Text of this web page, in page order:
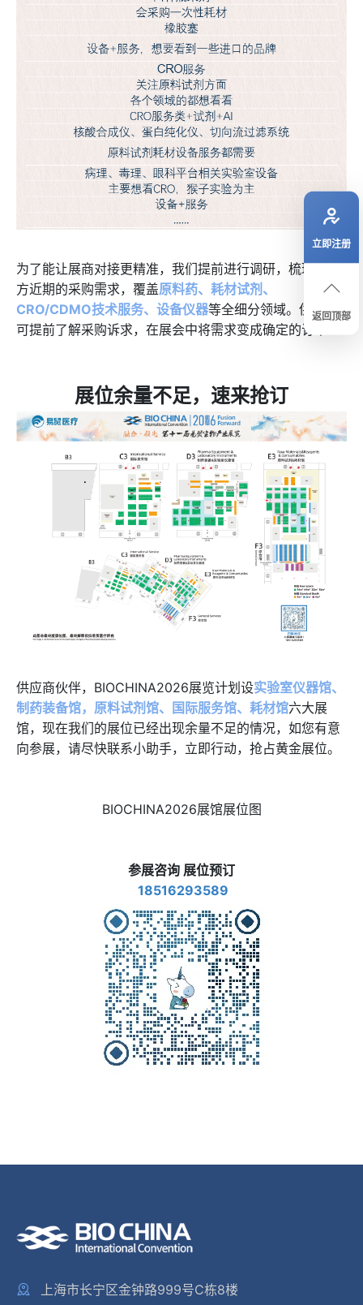
立即注册
返回顶部
为了能让展商对接更精准，我们提前进行调研，梳理采购
方近期的采购需求，覆盖原料药、耗材试剂、
CRO/CDMO技术服务、设备仪器等全细分领域。供应商
可提前了解采购诉求，在展会中将需求变成确定的订单！
展位余量不足，速来抢订
供应商伙伴，BIOCHINA2026展览计划设实验室仪器馆、
制药装备馆，原料试剂馆、国际服务馆、耗材馆六大展
馆，现在我们的展位已经出现余量不足的情况，如您有意
向参展，请尽快联系小助手，立即行动，抢占黄金展位。
BIOCHINA2026展馆展位图
参展咨询 展位预订
18516293589
上海市长宁区金钟路999号C栋8楼